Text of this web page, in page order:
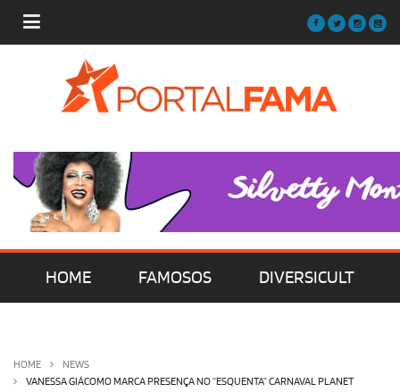
HOME FAMOSOS DIVERSICULT
HOME
NEWS
VANESSA GIÁCOMO MARCA PRESENÇA NO “ESQUENTA” CARNAVAL PLANET